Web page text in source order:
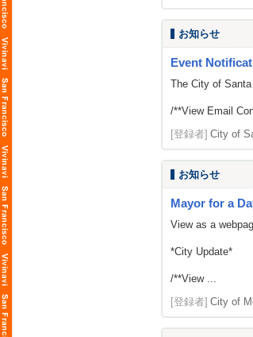
お知らせ
Event
The City of
/**View Email
[登録者] City of
お知らせ
Mayor for a
View as a
*City Update*
/**View ...
[登録者] City of